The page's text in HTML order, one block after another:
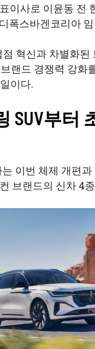
이사로 이윤동 전
폭스바겐코리아
점 혁신과 차별화된
랜드 경쟁력 강화
이다.
SUV부터
이번 체제 개편
브랜드의 신차 4